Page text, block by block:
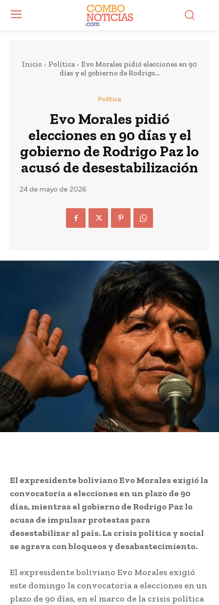
Inicio Política
Evo Morales pidió elecciones en 90
días y el gobierno de Rodrigo...
Política
Evo Morales pidió
elecciones en 90 días y el
gobierno de Rodrigo Paz lo
acusó de desestabilización
24 de mayo de 2026
El expresidente boliviano Evo Morales exigió la
convocatoria a elecciones en un plazo de 90
días, mientras el gobierno de Rodrigo Paz lo
acusa de impulsar protestas para
desestabilizar al país. La crisis política y social
se agrava con bloqueos y desabastecimiento.
El expresidente boliviano Evo Morales exigió
este domingo la convocatoria a elecciones en un
plazo de 90 días, en el marco de la crisis política